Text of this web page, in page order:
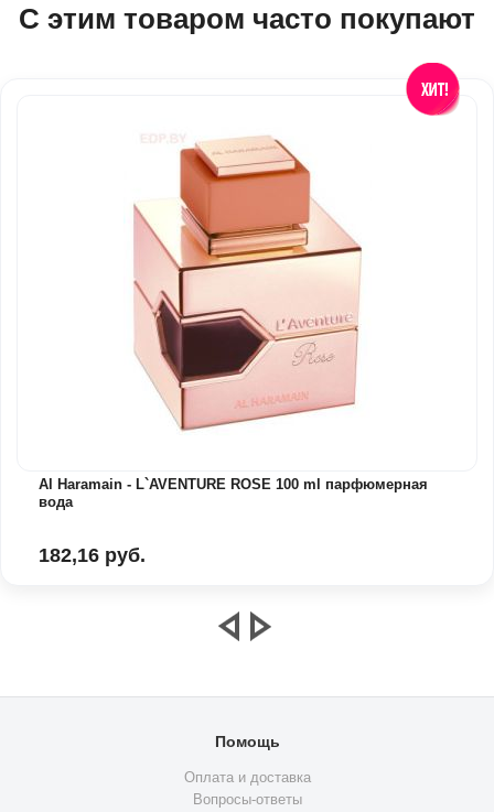
С этим товаром часто покупают
Al Haramain - L`AVENTURE ROSE 100 ml парфюмерная
вода
182,16 руб.
Помощь
Оплата и доставка
Вопросы-ответы